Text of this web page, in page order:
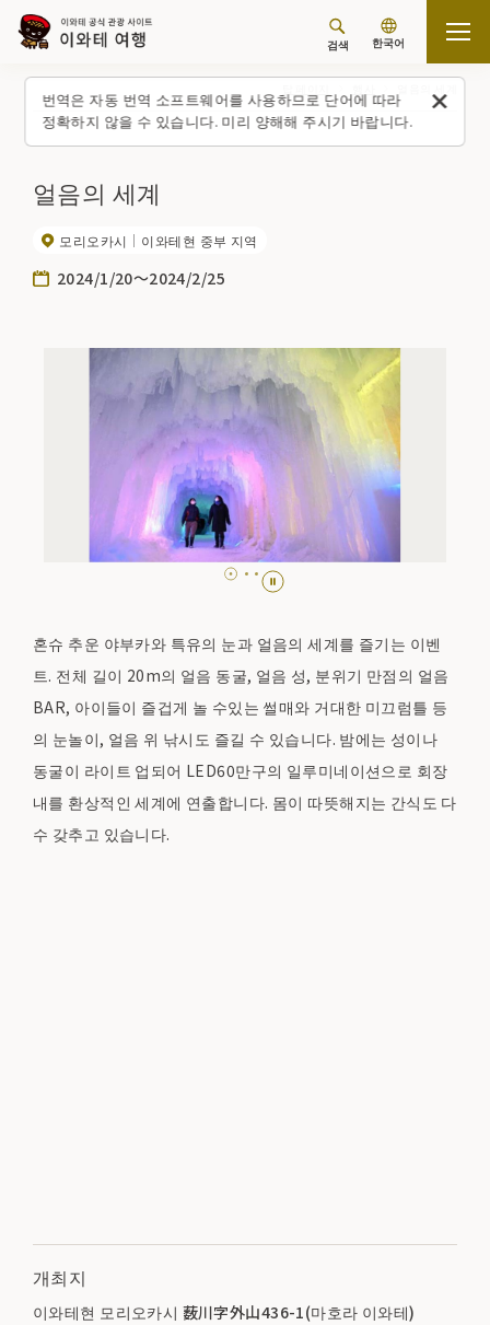
번역은 자동 번역 소프트웨어를 사용하므로 단어에 따라
정확하지 않을 수 있습니다. 미리 양해해 주시기 바랍니다.
검색 한국어
얼음의 세계
모리오카시 이와테현 중부 지역
2024/1/20～2024/2/25
혼슈 추운 야부카와 특유의 눈과 얼음의 세계를 즐기는 이벤
트. 전체 길이 20m의 얼음 동굴, 얼음 성, 분위기 만점의 얼음
BAR, 아이들이 즐겁게 놀 수있는 썰매와 거대한 미끄럼틀 등
의 눈놀이, 얼음 위 낚시도 즐길 수 있습니다. 밤에는 성이나
동굴이 라이트 업되어 LED60만구의 일루미네이션으로 회장
내를 환상적인 세계에 연출합니다. 몸이 따뜻해지는 간식도 다
수 갖추고 있습니다.
개최지
이와테현 모리오카시 薮川字外山436-1(마호라 이와테)